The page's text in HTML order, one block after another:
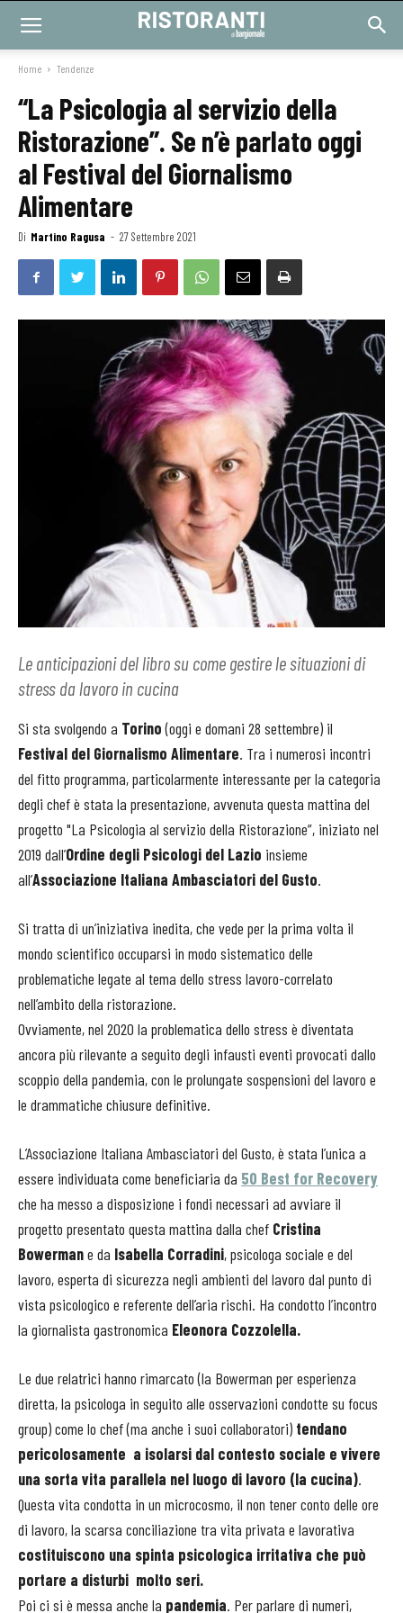
Home Tendenze
“La Psicologia al servizio della
Ristorazione”. Se n’è parlato oggi
al Festival del Giornalismo
Alimentare
Di Martino Ragusa - 27 Settembre 2021
Le anticipazioni del libro su come gestire le situazioni di
stress da lavoro in cucina
Si sta svolgendo a Torino(oggi e domani 28 settembre) il
Festival del Giornalismo Alimentare. Tra i numerosi incontri
del fitto programma, particolarmente interessante per la categoria
degli chef è stata la presentazione, avvenuta questa mattina del
progetto "La Psicologia al servizio della Ristorazione”, iniziato nel
2019 dall’Ordine degli Psicologi del Lazio insieme
all’Associazione Italiana Ambasciatori del Gusto.
Si tratta di un’iniziativa inedita, che vede per la prima volta il
mondo scientifico occuparsi in modo sistematico delle
problematiche legate al tema dello stress lavoro-correlato
nell’ambito della ristorazione.
Ovviamente, nel 2020 la problematica dello stress è diventata
ancora più rilevante a seguito degli infausti eventi provocati dallo
scoppio della pandemia, con le prolungate sospensioni del lavoro e
le drammatiche chiusure definitive.
L’Associazione Italiana Ambasciatori del Gusto, è stata l’unica a
essere individuata come beneficiaria da 50 Best for Recovery
che ha messo a disposizione i fondi necessari ad avviare il
progetto presentato questa mattina dalla chef Cristina
Bowermane da Isabella Corradini, psicologa sociale e del
lavoro, esperta di sicurezza negli ambienti del lavoro dal punto di
vista psicologico e referente dell’aria rischi. Ha condotto l’incontro
la giornalista gastronomica Eleonora Cozzolella.
Le due relatrici hanno rimarcato (la Bowerman per esperienza
diretta, la psicologa in seguito alle osservazioni condotte su focus
group) come lo chef (ma anche i suoi collaboratori) tendano
pericolosamente a isolarsi dal contesto sociale e vivere
una sorta vita parallela nel luogo di lavoro (la cucina).
Questa vita condotta in un microcosmo, il non tener conto delle ore
di lavoro, la scarsa conciliazione tra vita privata e lavorativa
costituiscono una spinta psicologica irritativa che può
portare a disturbi molto seri.
Poi ci si è messa anche la pandemia. Per parlare di numeri,